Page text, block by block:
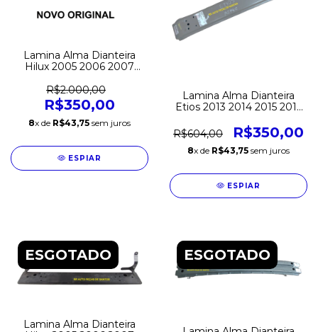
Lamina Alma Dianteira
Hilux 2005 2006 2007
2012 2013 2014 2015
Original
R$2.000,00
R$350,00
8x de R$43,75 sem juros
ESPIAR
Lamina Alma Dianteira
Etios 2013 2014 2015 2016
Original
R$604,00 R$350,00
8x de R$43,75 sem juros
ESPIAR
ESGOTADO
Lamina Alma Dianteira
ESGOTADO